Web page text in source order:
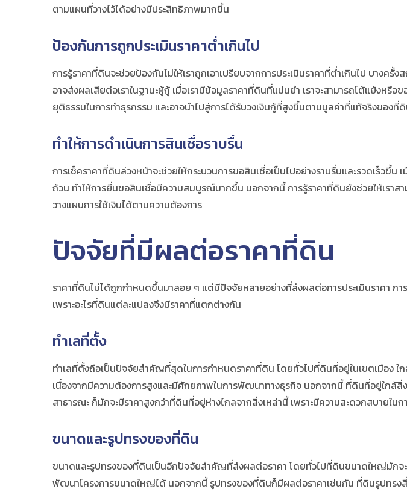
ตามแผนที่วางไว้ได้อย่างมีประสิทธิภาพมากขึ้น
ป้องกันการถูกประเมินราคาต่ำเกินไป
การรู้ราคาที่ดินจะช่วยป้องกันไม่ให้เราถูกเอาเปรียบจากการประเมินราคาที่ต่ำเกินไป บางค
อาจส่งผลเสียต่อเราในฐานะผู้กู้ เมื่อเรามีข้อมูลราคาที่ดินที่แม่นยำ เราจะสามารถโต้แย้งหรือ
ยุติธรรมในการทำธุรกรรม และอาจนำไปสู่การได้รับวงเงินกู้ที่สูงขึ้นตามมูลค่าที่แท้จริงของที่
ทำให้การดำเนินการสินเชื่อราบรื่น
การเช็คราคาที่ดินล่วงหน้าจะช่วยให้กระบวนการขอสินเชื่อเป็นไปอย่างราบรื่นและรวดเร็วขึ้
ถ้วน ทำให้การยื่นขอสินเชื่อมีความสมบูรณ์มากขึ้น นอกจากนี้ การรู้ราคาที่ดินยังช่วยให้เราสา
วางแผนการใช้เงินได้ตามความต้องการ
ปัจจัยที่มีผลต่อราคาที่ดิน
ราคาที่ดินไม่ได้ถูกกำหนดขึ้นมาลอย ๆ แต่มีปัจจัยหลายอย่างที่ส่งผลต่อการประเมินราคา การ
เพราะอะไรที่ดินแต่ละแปลงจึงมีราคาที่แตกต่างกัน
ทำเลที่ตั้ง
ทำเลที่ตั้งถือเป็นปัจจัยสำคัญที่สุดในการกำหนดราคาที่ดิน โดยทั่วไปที่ดินที่อยู่ในเขตเมือง
เนื่องจากมีความต้องการสูงและมีศักยภาพในการพัฒนาทางธุรกิจ นอกจากนี้ ที่ดินที่อยู่ใกล้
สาธารณะ ก็มักจะมีราคาสูงกว่าที่ดินที่อยู่ห่างไกลจากสิ่งเหล่านี้ เพราะมีความสะดวกสบายใ
ขนาดและรูปทรงของที่ดิน
ขนาดและรูปทรงของที่ดินเป็นอีกปัจจัยสำคัญที่ส่งผลต่อราคา โดยทั่วไปที่ดินขนาดใหญ่มักจ
พัฒนาโครงการขนาดใหญ่ได้ นอกจากนี้ รูปทรงของที่ดินก็มีผลต่อราคาเช่นกัน ที่ดินรูปทรง